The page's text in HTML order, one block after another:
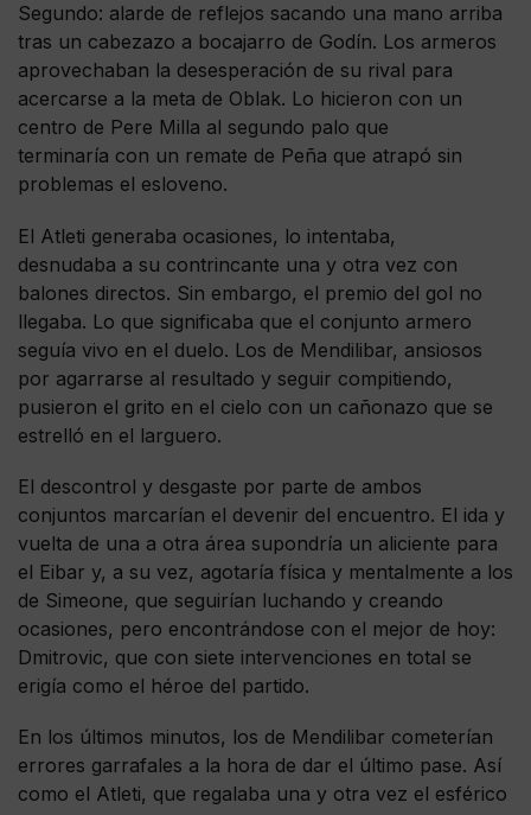
Segundo: alarde de reflejos sacando una mano arriba
tras un cabezazo a bocajarro de Godín. Los armeros
aprovechaban la desesperación de su rival para
acercarse a la meta de Oblak. Lo hicieron con un
centro de Pere Milla al segundo palo que
terminaría con un remate de Peña que atrapó sin
problemas el esloveno.
El Atleti generaba ocasiones, lo intentaba,
desnudaba a su contrincante una y otra vez con
balones directos. Sin embargo, el premio del gol no
llegaba. Lo que significaba que el conjunto armero
seguía vivo en el duelo. Los de Mendilibar, ansiosos
por agarrarse al resultado y seguir compitiendo,
pusieron el grito en el cielo con un cañonazo que se
estrelló en el larguero.
El descontrol y desgaste por parte de ambos
conjuntos marcarían el devenir del encuentro. El ida y
vuelta de una a otra área supondría un aliciente para
el Eibar y, a su vez, agotaría física y mentalmente a los
de Simeone, que seguirían luchando y creando
ocasiones, pero encontrándose con el mejor de hoy:
Dmitrovic, que con siete intervenciones en total se
erigía como el héroe del partido.
En los últimos minutos, los de Mendilibar cometerían
errores garrafales a la hora de dar el último pase. Así
como el Atleti, que regalaba una y otra vez el esférico